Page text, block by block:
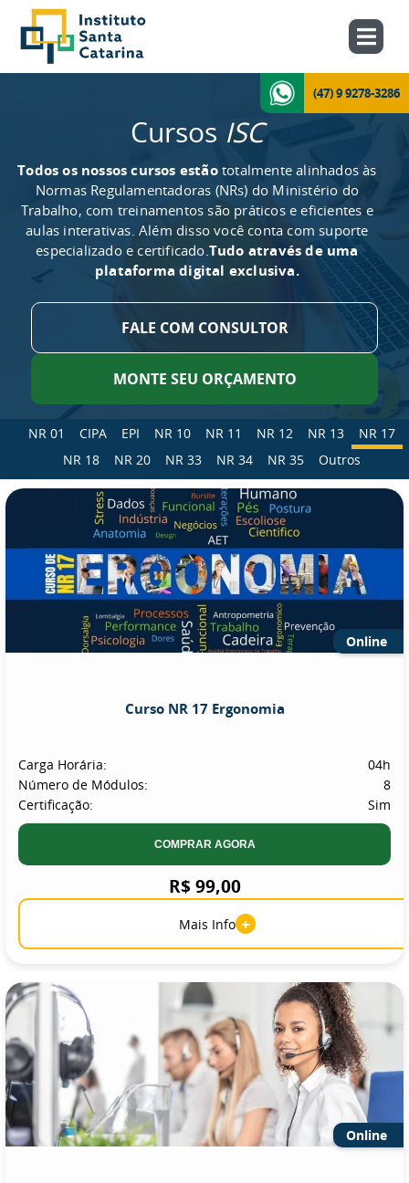
(47) 9 9278-3286
Cursos ISC
Todos os nossos cursos estãototalmente alinhados às
Normas Regulamentadoras (NRs) do Ministério do
Trabalho, com treinamentos são práticos e eficientes e
aulas interativas. Além disso você conta com suporte
especializado e certificado.Tudo através de uma
plataforma digital exclusiva.
FALE COM CONSULTOR
MONTE SEU ORÇAMENTO
NR 01 CIPA EPI NR 10 NR 11 NR 12 NR 13
NR 17
NR 18
NR 20 NR 33 NR 34 NR 35 Outros
Online
Curso NR 17 Ergonomia
Carga Horária:
04h
Número de Módulos:
8
Certificação:
Sim
COMPRAR AGORA
R$ 99,00
Mais Info +
Online